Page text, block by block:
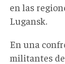
en las
Lugansk.
En una
militantes